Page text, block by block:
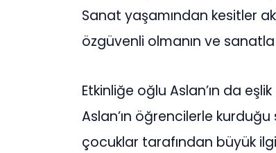
Sanat yaşamından kesitler
özgüvenli olmanın ve
Etkinliğe oğlu Aslan’ın da
Aslan’ın öğrencilerle
çocuklar tarafından büyük